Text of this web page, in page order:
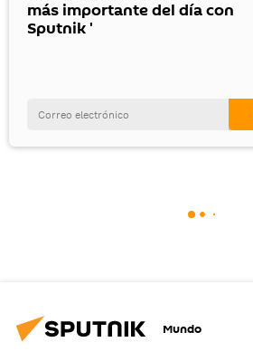
más importante del día con
Sputnik '
Mundo